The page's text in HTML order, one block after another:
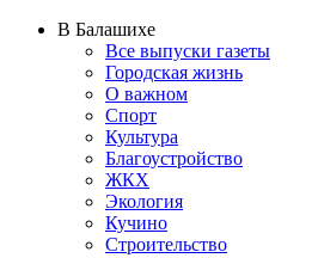
В Балашихе
Все выпуски газеты
Городская жизнь
О важном
Спорт
Культура
Благоустройство
ЖКХ
Экология
Кучино
Строительство